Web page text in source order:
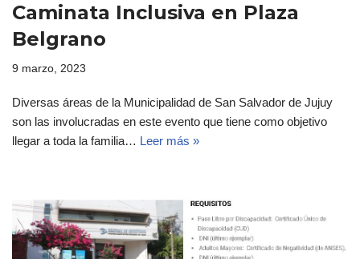
Caminata Inclusiva en Plaza
Belgrano
9 marzo, 2023
Diversas áreas de la Municipalidad de San Salvador de Jujuy
son las involucradas en este evento que tiene como objetivo
llegar a toda la familia… Leer más »